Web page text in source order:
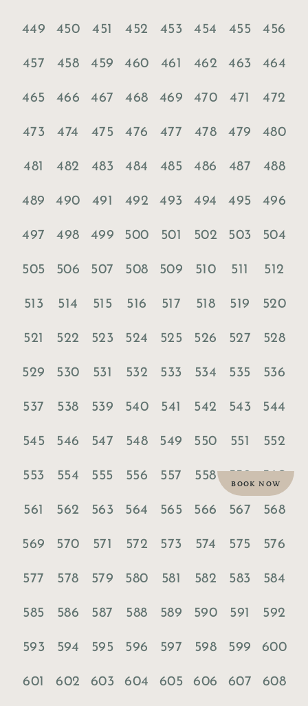
BOOK NOW
449 450 451 452 453 454 455 456
457 458 459 460 461 462 463 464
465 466 467 468 469 470 471 472
473 474 475 476 477 478 479 480
481 482 483 484 485 486 487 488
489 490 491 492 493 494 495 496
497 498 499 500 501 502 503 504
505 506 507 508 509 510 511 512
513 514 515 516 517 518 519 520
521 522 523 524 525 526 527 528
529 530 531 532 533 534 535 536
537 538 539 540 541 542 543 544
545 546 547 548 549 550 551 552
553 554 555 556 557 558
561 562 563 564 565 566 567 568
569 570 571 572 573 574 575 576
577 578 579 580 581 582 583 584
585 586 587 588 589 590 591 592
593 594 595 596 597 598 599 600
601 602 603 604 605 606 607 608